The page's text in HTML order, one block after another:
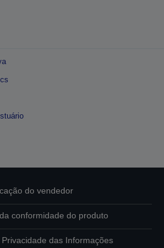
do vendedor
conformidade do produto
das Informações